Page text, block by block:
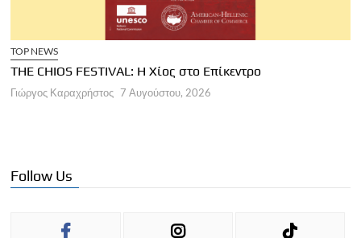
TOP NEWS
THE CHIOS FESTIVAL: Η Χίος στο Επίκεντρο
Γιώργος Καραχρήστος 7 Αυγούστου, 2026
Follow Us